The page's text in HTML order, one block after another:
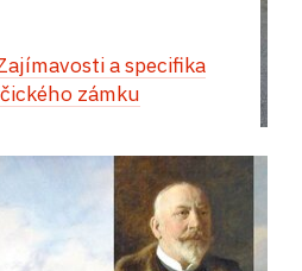
malbu
a specifika
zámku